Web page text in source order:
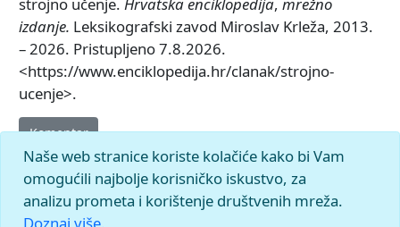
strojno učenje. Hrvatska enciklopedija, mrežno
izdanje. Leksikografski zavod Miroslav Krleža, 2013.
– 2026. Pristupljeno 7.8.2026.
<https://www.enciklopedija.hr/clanak/strojno-
ucenje>.
Komentar
Naše web stranice koriste kolačiće kako bi Vam
omogućili najbolje korisničko iskustvo, za
analizu prometa i korištenje društvenih mreža.
Doznaj više.